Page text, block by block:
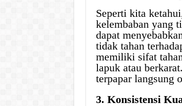
Seperti kita
kelembaban yang
dapat
tidak tahan
memiliki sifat
lapuk atau
terpapar langsung
3. Konsistensi